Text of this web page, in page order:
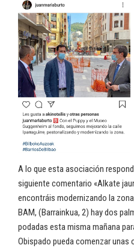
A lo que esta asociación
siguiente comentario «Alkate
encontráis modernizando la
BAM, (Barrainkua, 2) hay dos
podadas esta misma mañana
Obispado pueda comenzar unas